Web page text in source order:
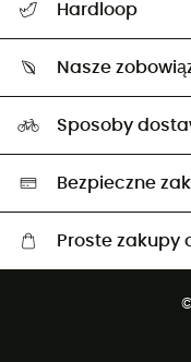
Zwrot artykułów i zwrot
Hardloop
Ambasadorzy
Nasze
Wybrane produkty eko
Sposoby
Bezpieczne
Proste zakupy